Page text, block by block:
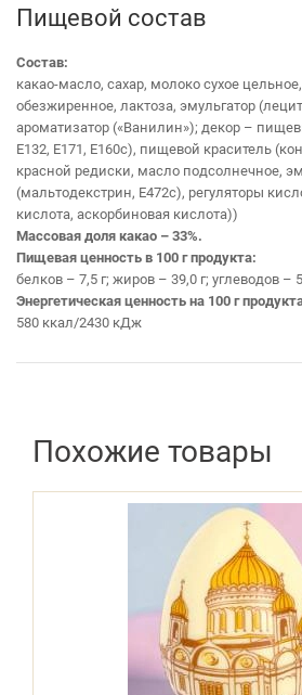
Пищевой состав
Состав:
какао-масло, сахар, молоко сухое
обезжиренное, лактоза, эмульгатор
ароматизатор («Ванилин»); декор –
Е132, Е171, Е160с), пищевой краситель
красной редиски, масло подсолнечное,
(мальтодекстрин, Е472с), регуляторы
кислота, аскорбиновая кислота))
Массовая доля какао – 33%.
Пищевая ценность в 100 г продукта:
белков – 7,5 г; жиров – 39,0 г; углеводов –
Энергетическая ценность на 100 г
580 ккал/2430 кДж
Похожие товары